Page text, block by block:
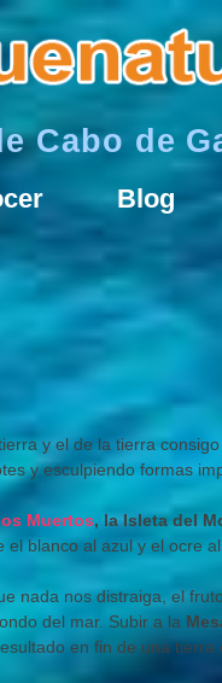
Cabo de
Blog
y el de la tierra
y esculpiendo formas
Muertos, la Isleta del
blanco al azul y el ocre al
nada nos distraiga, el
del mar. Subir a la
en fin de una tierra